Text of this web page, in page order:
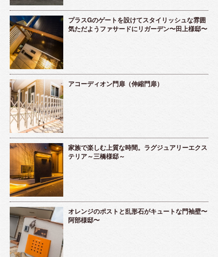
プラスGのゲートを設けてスタイリッシュな雰囲
気ただようファサードにリガーデン〜田上様邸〜
アコーディオン門扉（伸縮門扉）
家族で楽しむ上質な時間。ラグジュアリーエクス
テリア～三橋様邸～
オレンジのポストと乱形石がキュートな門袖壁〜
阿部様邸〜